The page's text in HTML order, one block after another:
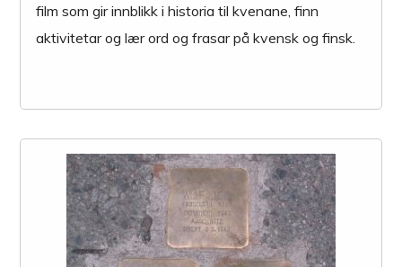
film som gir innblikk i historia til kvenane, finn
aktivitetar og lær ord og frasar på kvensk og finsk.